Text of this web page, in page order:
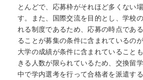
とんどで、応募枠がそれほど多くない
す。また、国際交流を目的とし、学校
れる制度であるため、応募の時点であ
ることが募集の条件に含まれているの
大学の成績が条件に含まれていること
きる人数が限られているため、交換留
中で学内選考を行って合格者を派遣す